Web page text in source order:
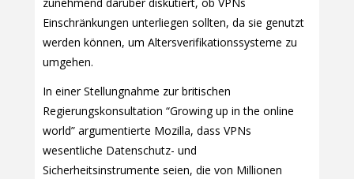
zunehmend darüber diskutiert, ob VPNs
Einschränkungen unterliegen sollten, da sie genutzt
werden können, um Altersverifikationssysteme zu
umgehen.
In einer Stellungnahme zur britischen
Regierungskonsultation “Growing up in the online
world” argumentierte Mozilla, dass VPNs
wesentliche Datenschutz- und
Sicherheitsinstrumente seien, die von Millionen